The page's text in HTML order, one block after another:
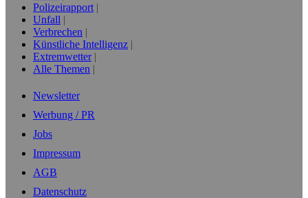
Polizeirapport
Unfall
Verbrechen
Künstliche Intelligenz
Extremwetter
Alle Themen
Newsletter
Werbung / PR
Jobs
Impressum
AGB
Datenschutz